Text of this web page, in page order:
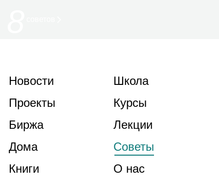
Новости
Проекты
Биржа
Дома
Книги
Школа
Курсы
Лекции
Советы
О нас